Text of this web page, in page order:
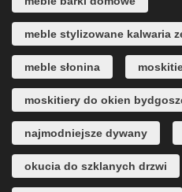
meble stylizowane kalwaria
meble słonina
moskitiery do okien
najmodniejsze dywany
okucia do szklanych drzwi